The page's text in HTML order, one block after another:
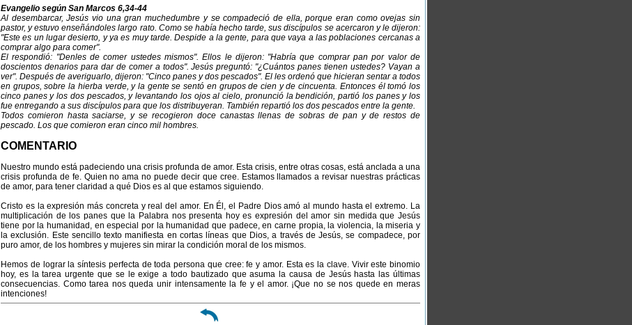
Evangelio según San Marcos 6,34-44
Al desembarcar, Jesús vio una gran muchedumbre y se compadeció de ella, porque eran como ovejas sin
pastor, y estuvo enseñándoles largo rato. Como se había hecho tarde, sus discípulos se acercaron y le dijeron:
"Este es un lugar desierto, y ya es muy tarde. Despide a la gente, para que vaya a las poblaciones cercanas a
comprar algo para comer".
El respondió: "Denles de comer ustedes mismos". Ellos le dijeron: "Habría que comprar pan por valor de
doscientos denarios para dar de comer a todos". Jesús preguntó: "¿Cuántos panes tienen ustedes? Vayan a
ver". Después de averiguarlo, dijeron: "Cinco panes y dos pescados". El les ordenó que hicieran sentar a todos
en grupos, sobre la hierba verde, y la gente se sentó en grupos de cien y de cincuenta. Entonces él tomó los
cinco panes y los dos pescados, y levantando los ojos al cielo, pronunció la bendición, partió los panes y los
fue entregando a sus discípulos para que los distribuyeran. También repartió los dos pescados entre la gente.
Todos comieron hasta saciarse, y se recogieron doce canastas llenas de sobras de pan y de restos de
pescado. Los que comieron eran cinco mil hombres.
COMENTARIO
Nuestro mundo está padeciendo una crisis profunda de amor. Esta crisis, entre otras cosas, está anclada a una
crisis profunda de fe. Quien no ama no puede decir que cree. Estamos llamados a revisar nuestras prácticas
de amor, para tener claridad a qué Dios es al que estamos siguiendo.
Cristo es la expresión más concreta y real del amor. En Él, el Padre Dios amó al mundo hasta el extremo. La
multiplicación de los panes que la Palabra nos presenta hoy es expresión del amor sin medida que Jesús
tiene por la humanidad, en especial por la humanidad que padece, en carne propia, la violencia, la miseria y
la exclusión. Este sencillo texto manifiesta en cortas líneas que Dios, a través de Jesús, se compadece, por
puro amor, de los hombres y mujeres sin mirar la condición moral de los mismos.
Hemos de lograr la síntesis perfecta de toda persona que cree: fe y amor. Esta es la clave. Vivir este binomio
hoy, es la tarea urgente que se le exige a todo bautizado que asuma la causa de Jesús hasta las últimas
consecuencias. Como tarea nos queda unir intensamente la fe y el amor. ¡Que no se nos quede en meras
intenciones!